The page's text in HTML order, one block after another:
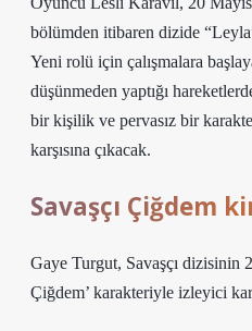
bölümden itibaren dizide
Yeni rolü için çalışmalara
düşünmeden yaptığı
bir kişilik ve pervasız bir
karşısına çıkacak.
Savaşçı Çiğdem
Gaye Turgut, Savaşçı dizisinin
Çiğdem’ karakteriyle izleyici